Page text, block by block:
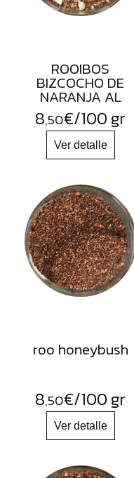
ROOIBOS
BIZCOCHO DE
NARANJA AL
JENGIBRE
8,50€/100 gr
roo honeybush
8,50€/100 gr